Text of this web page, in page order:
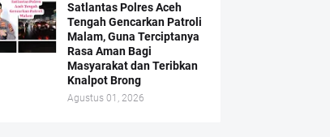
Satlantas Polres Aceh
Tengah Gencarkan Patroli
Malam, Guna Terciptanya
Rasa Aman Bagi
Masyarakat dan Teribkan
Knalpot Brong
Agustus 01, 2026